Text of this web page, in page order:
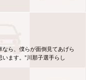
ら、僕らが面倒見てあげら
ます。”川那子選手らし